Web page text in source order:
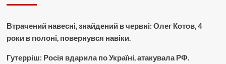
Втрачений навесні, знайдений в червні: Олег Котов, 4
роки в полоні, повернувся навіки.
Гутерріш: Росія вдарила по Україні, атакувала РФ.